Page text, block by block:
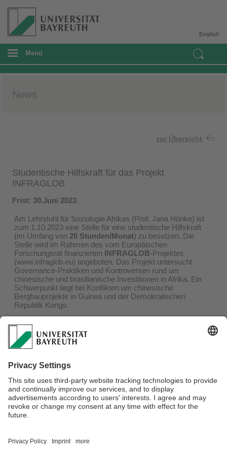
English
Menü
News
zur Übersicht
Studentische Hilfskraft für das Projekt
INFRAGLOB
Frist: 30.Juni 2023
Am Lehrstuhl für Soziologie Afrikas (Prof. Jana Hönke) ist
zum 1.10.2023 eine Stelle für eine studentische Hilfskraft
(im Umfang von 20 Stunden/Monat) zu besetzen. Die
Stelle wird im Rahmen des vom Europäischen
Forschungsrat finanzierten INFRAGLOB-Projektes
(www.infraglob.eu) angeboten. Das Projekt untersucht
Governance-Praktiken und Kontroversen rund um
chinesische und brasilianische Investitionen in Afrika. Ein
Schwerpunkt liegt bei Konflikten um chinesische
Bergbauprojekte in Guinea und der Demokratischen
Republik Kongo.
Literaturrecherche, Transkription von Interviews (aus dem
Englischen und Französischen), Codieren von
Dokumenten, Betreuung der Website (Wordpress) und
administrativen Aufgaben. Voraussetzung für die Bewerbung
Masterstudium sind. Zudem sind sehr gute
Sprachkenntnisse (bevorzugt C1/C2) in Englisch und
Französisch notwendig.
Aussagekräftige Bewerbungen (Anschreiben, tabellarischer
zum 30. Juni 2023 anjan.saendig@unibayreuth.de